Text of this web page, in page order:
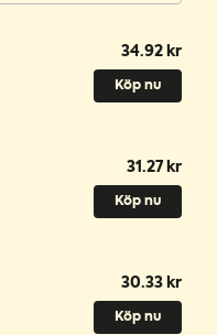
34.92 kr
Köp nu
31.27 kr
Köp nu
30.33 kr
Köp nu